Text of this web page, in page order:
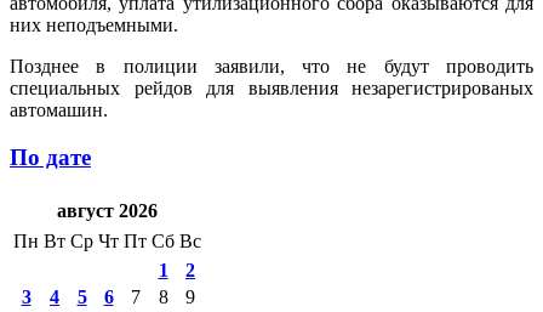
них неподъемными.
Позднее в полиции заявили, что не будут проводить
специальных рейдов для выявления незарегистрированых
автомашин.
По дате
август 2026
Пн Вт Ср Чт Пт Сб Вс
1
2
3
4 5 6 7 8
9